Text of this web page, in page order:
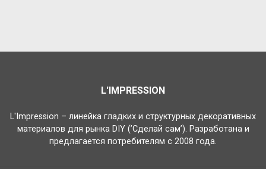
L'IMPRESSION
L'Impression – линейка гладких и структурных декоративных
материалов для рынка DIY (’Сделай сам’). Разработана и
предлагается потребителям с 2008 года.